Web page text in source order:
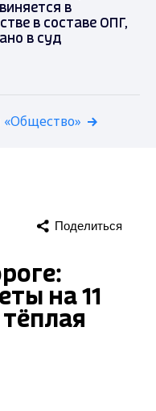
в
в составе ОПГ,
в суд
«Общество»
Поделиться
на 11